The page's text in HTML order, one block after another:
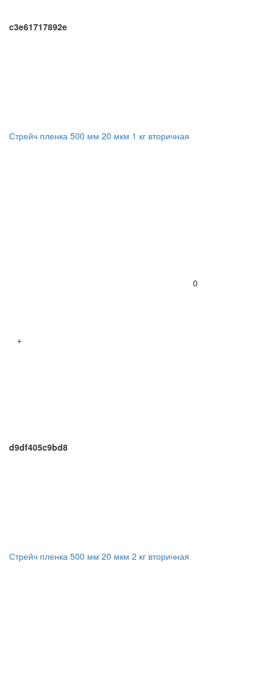
c3e61717892e
Стрейч пленка 500 мм 20 мкм 1 кг вторичная
0
+
d9df405c9bd8
Стрейч пленка 500 мм 20 мкм 2 кг вторичная